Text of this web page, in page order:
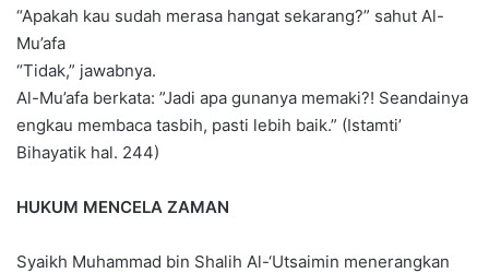
“Apakah kau sudah merasa hangat sekarang?” sahut Al-
Mu’afa
“Tidak,” jawabnya.
Al-Mu’afa berkata: ”Jadi apa gunanya memaki?! Seandainya
engkau membaca tasbih, pasti lebih baik.” (Istamti’
Bihayatik hal. 244)
HUKUM MENCELA ZAMAN
Syaikh Muhammad bin Shalih Al-‘Utsaimin menerangkan